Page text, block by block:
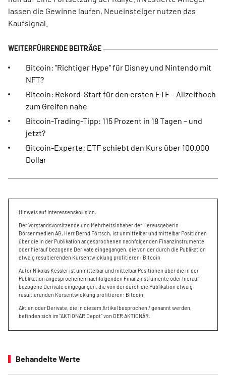
lassen die Gewinne laufen, Neueinsteiger nutzen das
Kaufsignal.
Bitcoin: "Richtiger Hype" für Disney und Nintendo mit
NFT?
Bitcoin: Rekord-Start für den ersten ETF – Allzeithoch
zum Greifen nahe
Bitcoin-Trading-Tipp: 115 Prozent in 18 Tagen – und
jetzt?
Bitcoin-Experte: ETF schiebt den Kurs über 100.000
Dollar
Hinweis auf Interessenskollision:
Der Vorstandsvorsitzende und Mehrheitsinhaber der Herausgeberin
Börsenmedien AG, Herr Bernd Förtsch, ist unmittelbar und mittelbar Positionen
über die in der Publikation angesprochenen nachfolgenden Finanzinstrumente
oder hierauf bezogene Derivate eingegangen, die von der durch die Publikation
etwaig resultierenden Kursentwicklung profitieren: Bitcoin.
Autor Nikolas Kessler ist unmittelbar und mittelbar Positionen über die in der
Publikation angesprochenen nachfolgenden Finanzinstrumente oder hierauf
bezogene Derivate eingegangen, die von der durch die Publikation etwaig
resultierenden Kursentwicklung profitieren: Bitcoin.
Aktien oder Derivate, die in diesem Artikel besprochen / genannt werden,
befinden sich im "AKTIONÄR Depot" von DER AKTIONÄR.
Behandelte Werte